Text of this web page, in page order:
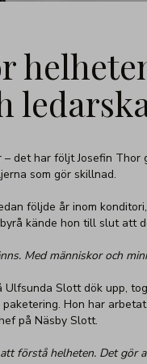
det har följt Josefin
som gör skillnad.
följde år inom
kände hon till slut att
Med människor och
Slott dök upp,
Hon har
på Näsby Slott.
förstå helheten. Det gör